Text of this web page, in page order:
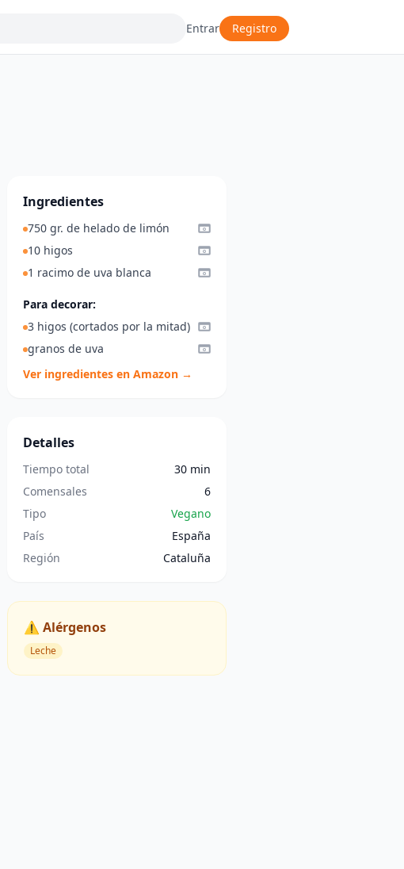
Entrar Registro
Ingredientes
750 gr. de helado de limón
10 higos
1 racimo de uva blanca
Para decorar:
3 higos (cortados por la mitad)
granos de uva
Ver ingredientes en Amazon →
Detalles
Tiempo total
30 min
Comensales
6
Tipo
Vegano
País
España
Región
Cataluña
⚠️ Alérgenos
Leche